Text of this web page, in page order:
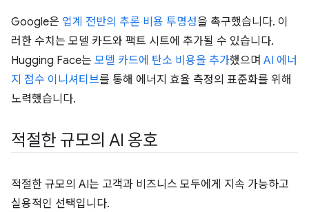
Google은 업계 전반의 추론 비용 투명성을 촉구했습니다. 이
러한 수치는 모델 카드와 팩트 시트에 추가될 수 있습니다.
Hugging Face는 모델 카드에 탄소 비용을 추가했으며 AI 에너
지 점수 이니셔티브를 통해 에너지 효율 측정의 표준화를 위해
노력했습니다.
적절한 규모의 AI 옹호
적절한 규모의 AI는 고객과 비즈니스 모두에게 지속 가능하고
실용적인 선택입니다.